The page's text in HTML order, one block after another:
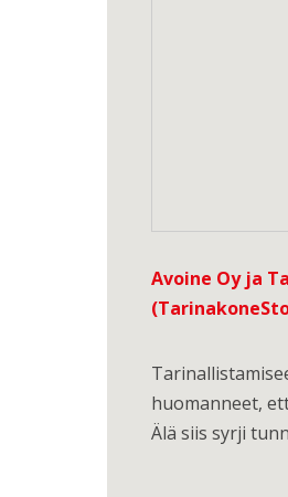
Avoine Oy ja
huomanneet,
Älä siis syrji